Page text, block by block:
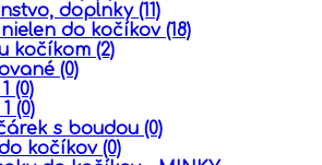
doplnky (11)
do kočíkov (18)
kočíkom (2)
(0)
(0)
(0)
s boudou (0)
kočíkov (0)